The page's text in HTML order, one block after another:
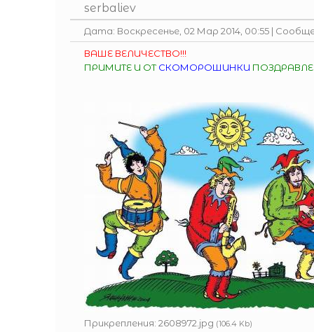
serbaliev
Дата: Воскресенье, 02 Мар 2014, 00:55 |
ВАШЕ ВЕЛИЧЕСТВО!!!
ПРИМИТЕ И ОТ СКОМОРОШИНКИ
Прикрепления: 2608972.jpg (106.4 Kb)